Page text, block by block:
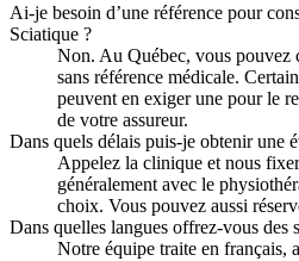
Ai-je besoin d’une référence pour
Sciatique ?
Non. Au Québec, vous pouvez
sans référence médicale.
peuvent en exiger une pour le
de votre assureur.
Dans quels délais puis-je obtenir une
Appelez la clinique et nous
généralement avec le
choix. Vous pouvez aussi
Dans quelles langues offrez-vous des
Notre équipe traite en français,